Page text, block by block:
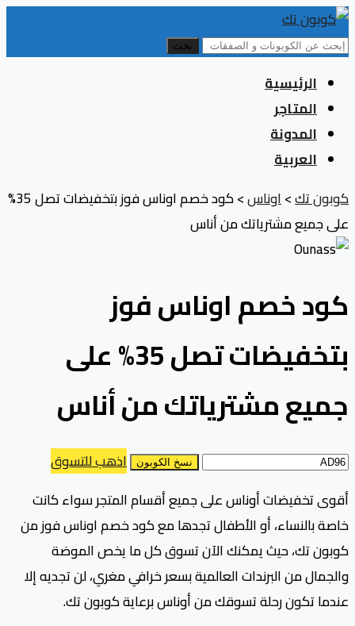
بحث
Skip
content
الرئيسية
المتاجر
المدونة
العربية
كوبون تك>اوناس>
كود خصم اوناس فوز بتخفيضات تصل 35%
على جميع مشترياتك من أناس
كود خصم اوناس فوز
بتخفيضات تصل 35% على
جميع مشترياتك من أناس
نسخ الكوبون
اذهب للتسوق
أقوى تخفيضات أوناس على جميع أقسام المتجر سواء كانت
خاصة بالنساء، أو الأطفال تجدها مع كود خصم اوناس فوز من
كوبون تك، حيث يمكنك الآن تسوق كل ما يخص الموضة
والجمال من البرندات العالمية بسعر خرافي مغري، لن تجديه إلا
عندما تكون رحلة تسوقك من أوناس برعاية كوبون تك.